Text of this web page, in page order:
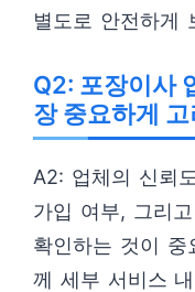
별도로 안전하게
Q2: 포장이사
장 중요하게
A2: 업체의 신뢰
가입 여부, 그리
확인하는 것이 중
께 세부 서비스